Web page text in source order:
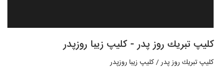
کلیپ تبریك روز پدر - كلیپ زیبا روزپدر
کلیپ تبریك روز پدر / كلیپ زیبا روزپدر